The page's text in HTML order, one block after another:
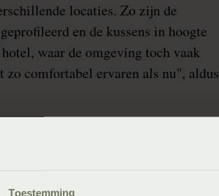
Toestemming
locaties. Zo zijn de
en de kussens in hoogte
waar de omgeving toch vaak
zo comfortabel ervaren als nu", aldus
Worx!